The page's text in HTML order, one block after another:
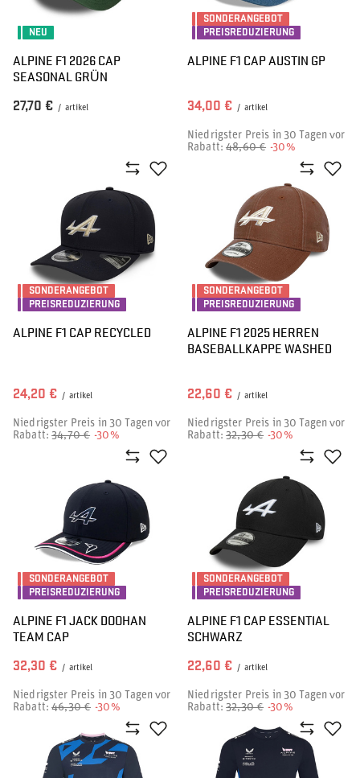
NEU
ALPINE F1 2026 CAP
SEASONAL GRÜN
27,70 € / artikel
SONDERANGEBOT
PREISREDUZIERUNG
ALPINE F1 CAP AUSTIN GP
34,00 € / artikel
Niedrigster Preis in 30 Tagen vor
Rabatt:48,60 € -30%
SONDERANGEBOT
PREISREDUZIERUNG
ALPINE F1 CAP RECYCLED
24,20 € / artikel
Niedrigster Preis in 30 Tagen vor
Rabatt:34,70 € -30%
SONDERANGEBOT
PREISREDUZIERUNG
ALPINE F1 2025 HERREN
BASEBALLKAPPE WASHED
22,60 € / artikel
Niedrigster Preis in 30 Tagen vor
Rabatt:32,30 € -30%
SONDERANGEBOT
PREISREDUZIERUNG
ALPINE F1 JACK DOOHAN
TEAM CAP
32,30 € / artikel
Niedrigster Preis in 30 Tagen vor
Rabatt:46,30 € -30%
SONDERANGEBOT
PREISREDUZIERUNG
ALPINE F1 CAP ESSENTIAL
SCHWARZ
22,60 € / artikel
Niedrigster Preis in 30 Tagen vor
Rabatt:32,30 € -30%